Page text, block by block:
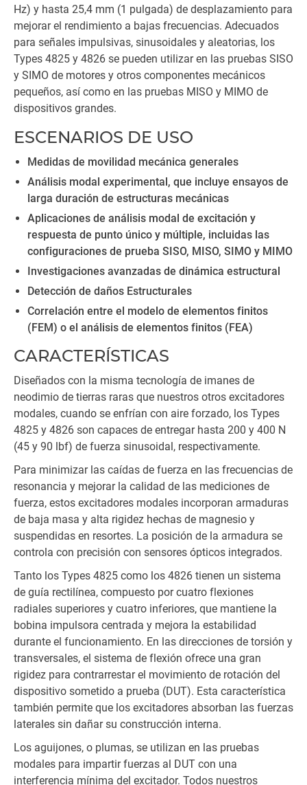
Hz) y hasta 25,4 mm (1 pulgada) de desplazamiento para
mejorar el rendimiento a bajas frecuencias. Adecuados
para señales impulsivas, sinusoidales y aleatorias, los
Types 4825 y 4826 se pueden utilizar en las pruebas SISO
y SIMO de motores y otros componentes mecánicos
pequeños, así como en las pruebas MISO y MIMO de
dispositivos grandes.
ESCENARIOS DE USO
Medidas de movilidad mecánica generales
Análisis modal experimental, que incluye ensayos de
larga duración de estructuras mecánicas
Aplicaciones de análisis modal de excitación y
respuesta de punto único y múltiple, incluidas las
configuraciones de prueba SISO, MISO, SIMO y MIMO
Investigaciones avanzadas de dinámica estructural
Detección de daños Estructurales
Correlación entre el modelo de elementos finitos
(FEM) o el análisis de elementos finitos (FEA)
CARACTERÍSTICAS
Diseñados con la misma tecnología de imanes de
neodimio de tierras raras que nuestros otros excitadores
modales, cuando se enfrían con aire forzado, los Types
4825 y 4826 son capaces de entregar hasta 200 y 400 N
(45 y 90 lbf) de fuerza sinusoidal, respectivamente.
Para minimizar las caídas de fuerza en las frecuencias de
resonancia y mejorar la calidad de las mediciones de
fuerza, estos excitadores modales incorporan armaduras
de baja masa y alta rigidez hechas de magnesio y
suspendidas en resortes. La posición de la armadura se
controla con precisión con sensores ópticos integrados.
Tanto los Types 4825 como los 4826 tienen un sistema
de guía rectilínea, compuesto por cuatro flexiones
radiales superiores y cuatro inferiores, que mantiene la
bobina impulsora centrada y mejora la estabilidad
durante el funcionamiento. En las direcciones de torsión y
transversales, el sistema de flexión ofrece una gran
rigidez para contrarrestar el movimiento de rotación del
dispositivo sometido a prueba (DUT). Esta característica
también permite que los excitadores absorban las fuerzas
laterales sin dañar su construcción interna.
Los aguijones, o plumas, se utilizan en las pruebas
modales para impartir fuerzas al DUT con una
interferencia mínima del excitador. Todos nuestros